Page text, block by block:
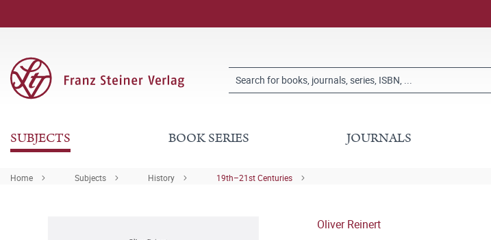
SUBJECTS BOOK SERIES JOURNALS
Home Subjects History 19th–21st Centuries
Oliver Reinert